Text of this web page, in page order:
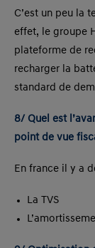
C’est un peu la
effet, le groupe
plateforme de
recharger la
standard de
8/ Quel est
point de vue
En france il y a
La TVS